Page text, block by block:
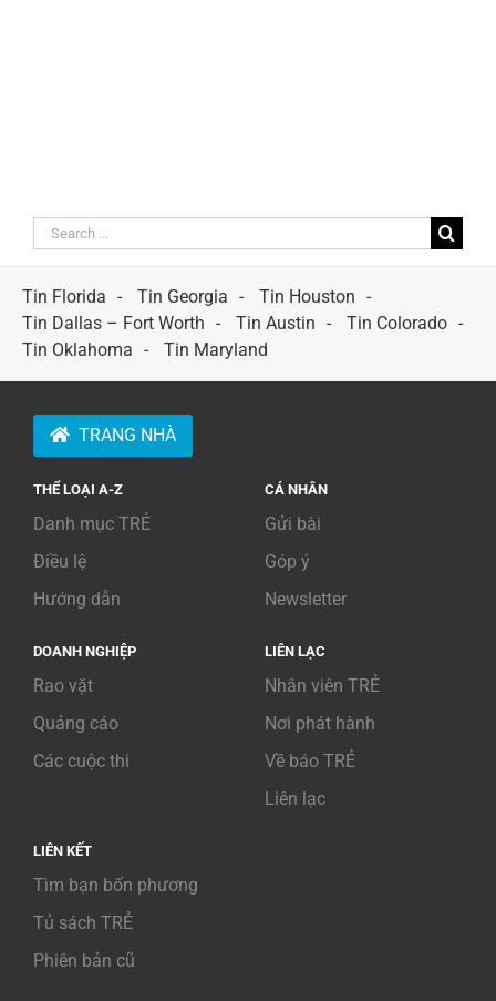
Search
for:
Tin Florida
Tin Georgia
Tin Houston
Tin Dallas – Fort Worth
Tin Austin
Tin Colorado
Tin Oklahoma
Tin Maryland
TRANG NHÀ
THỂ LOẠI A-Z
Danh mục TRẺ
Điều lệ
Hướng dẫn
CÁ NHÂN
Gửi bài
Góp ý
Newsletter
DOANH NGHIỆP
Rao vặt
Quảng cáo
Các cuộc thi
LIÊN LẠC
Nhân viên TRẺ
Nơi phát hành
Về báo TRẺ
Liên lạc
LIÊN KẾT
Tìm bạn bốn phương
Tủ sách TRẺ
Phiên bản cũ